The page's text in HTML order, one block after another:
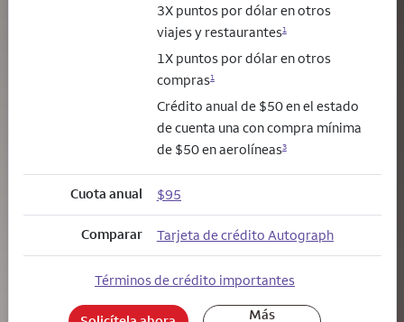
3X puntos por dólar en otros
viajes y restaurantes1
1X puntos por dólar en otros
compras1
Crédito anual de $50 en el estado
de cuenta una con compra mínima
de $50 en aerolíneas3
Cuota anual $95
Comparar Tarjeta de crédito Autograph
Términos de crédito importantes
Más